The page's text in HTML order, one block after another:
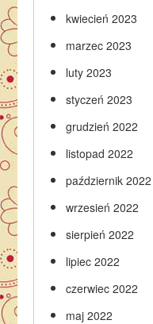
kwiecień 2023
marzec 2023
luty 2023
styczeń 2023
grudzień 2022
listopad 2022
październik 2022
wrzesień 2022
sierpień 2022
lipiec 2022
czerwiec 2022
maj 2022